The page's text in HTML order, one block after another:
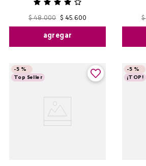
$ 48.000 $ 45.600
agregar
$
-5 %
Top Seller
-5 %
¡TOP!